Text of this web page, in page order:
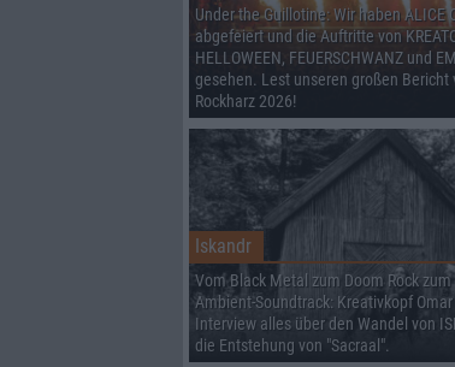
Under the Guillotine: Wir haben ALICE
abgefeiert und die Auftritte von
HELLOWEEN, FEUERSCHWANZ und
gesehen. Lest unseren großen Bericht
Rockharz 2026!
Iskandr
Vom Black Metal zum Doom Rock
Ambient-Soundtrack: Kreativkopf
Interview alles über den Wandel von
die Entstehung von "Sacraal".